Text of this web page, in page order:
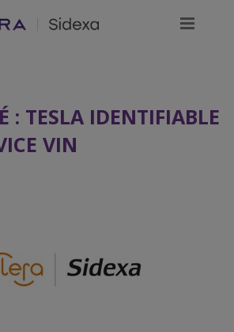
: TESLA IDENTIFIABLE
VIN